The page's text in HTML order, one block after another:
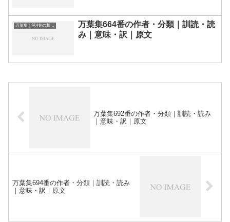
万葉集664番の作者・分類｜訓読・読
み｜意味・訳｜原文
万葉集692番の作者・分類｜訓読・読み
｜意味・訳｜原文
万葉集694番の作者・分類｜訓読・読み
｜意味・訳｜原文